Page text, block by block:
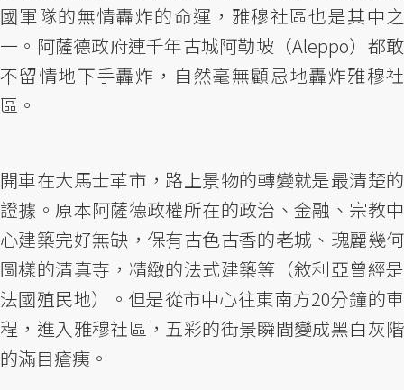
國軍隊的無情轟炸的命運，雅穆社區也是其中之
一。阿薩德政府連千年古城阿勒坡（Aleppo）都敢
不留情地下手轟炸，自然毫無顧忌地轟炸雅穆社
區。
開車在大馬士革市，路上景物的轉變就是最清楚的
證據。原本阿薩德政權所在的政治、金融、宗教中
心建築完好無缺，保有古色古香的老城、瑰麗幾何
圖樣的清真寺，精緻的法式建築等（敘利亞曾經是
法國殖民地）。但是從市中心往東南方20分鐘的車
程，進入雅穆社區，五彩的街景瞬間變成黑白灰階
的滿目瘡痍。